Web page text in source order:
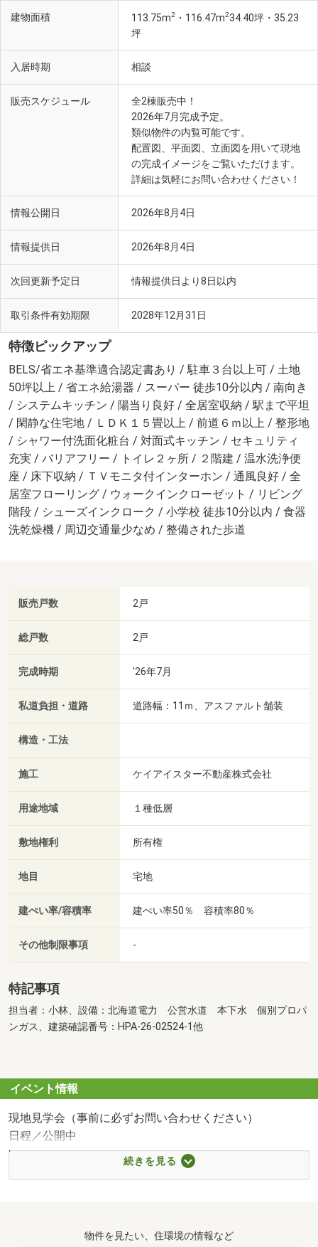
建物面積 113.75m2 ・116.47m234.40坪・35.23
坪
入居時期 相談
販売スケジュール
全2棟販売中！
2026年7月完成予定。
類似物件の内覧可能です。
配置図、平面図、立面図を用いて現地
の完成イメージをご覧いただけます。
詳細は気軽にお問い合わせください！
情報公開日 2026年8月4日
情報提供日 2026年8月4日
次回更新予定日 情報提供日より8日以内
取引条件有効期限 2028年12月31日
特徴ピックアップ
BELS/省エネ基準適合認定書あり / 駐車３台以上可 / 土地
50坪以上 / 省エネ給湯器 / スーパー 徒歩10分以内 / 南向き
/ システムキッチン / 陽当り良好 / 全居室収納 / 駅まで平坦
/ 閑静な住宅地 / ＬＤＫ１５畳以上 / 前道６ｍ以上 / 整形地
/ シャワー付洗面化粧台 / 対面式キッチン / セキュリティ
充実 / バリアフリー / トイレ２ヶ所 / ２階建 / 温水洗浄便
座 / 床下収納 / ＴＶモニタ付インターホン / 通風良好 / 全
居室フローリング / ウォークインクローゼット / リビング
階段 / シューズインクローク / 小学校 徒歩10分以内 / 食器
洗乾燥機 / 周辺交通量少なめ / 整備された歩道
販売戸数 2戸
総戸数 2戸
完成時期 '26年7月
私道負担・道路 道路幅：11ｍ、アスファルト舗装
構造・工法
施工 ケイアイスター不動産株式会社
用途地域 １種低層
敷地権利 所有権
地目 宅地
建ぺい率/容積率 建ぺい率50％ 容積率80％
その他制限事項 -
特記事項
担当者：小林、設備：北海道電力 公営水道 本下水 個別プロパ
ンガス、建築確認番号：HPA-26-02524-1他
イベント情報
現地見学会（事前に必ずお問い合わせください）
日程／公開中
時間／9:00～18:00
入は一大決心です。
続きを見る
物件を見たい、住環境の情報など